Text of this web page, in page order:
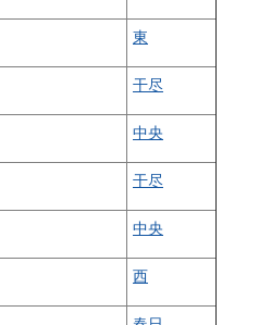
東
干尽
中央
干尽
中央
西